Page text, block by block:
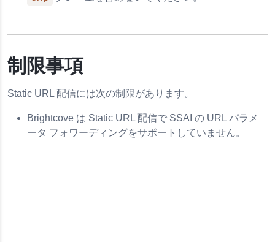
制限事項
Static URL 配信には次の制限があります。
Brightcove は Static URL 配信で SSAI の URL パラメ
ータ フォワーディングをサポートしていません。